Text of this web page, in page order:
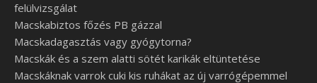
felülvizsgálat
Macskabiztos főzés PB gázzal
Macskadagasztás vagy gyógytorna?
Macskák és a szem alatti sötét karikák eltüntetése
Macskáknak varrok cuki kis ruhákat az új varrógépemmel